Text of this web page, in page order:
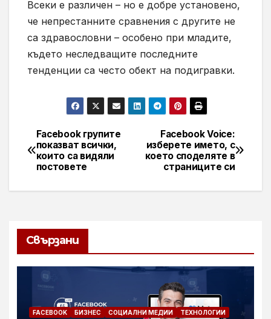
Всеки е различен – но е добре установено,
че непрестанните сравнения с другите не
са здравословни – особено при младите,
където неследващите последните
тенденции са често обект на подигравки.
Навигация
Facebook Voice:
изберете името, с
което споделяте в
страниците си
Facebook групите
показват всички,
които са видяли
постовете
Свързани
FACEBOOK БИЗНЕС СОЦИАЛНИ МЕДИИ ТЕХНОЛОГИИ